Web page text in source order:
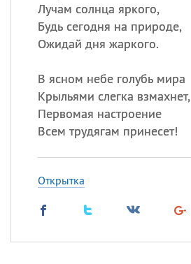
Лучам солнца яркого,
Будь сегодня на природе,
Ожидай дня жаркого.
В ясном небе голубь мира
Крыльями слегка взмахнет,
Первомая настроение
Всем трудягам принесет!
Открытка